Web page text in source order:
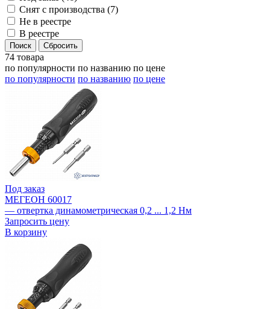
Снят с производства (7)
Не в реестре
В реестре
74 товара
по популярности по названию по цене
по популярности по названию по цене
Под заказ
МЕГЕОН 60017
— отвертка динамометрическая 0,2 ... 1,2 Нм
Запросить цену
В корзину